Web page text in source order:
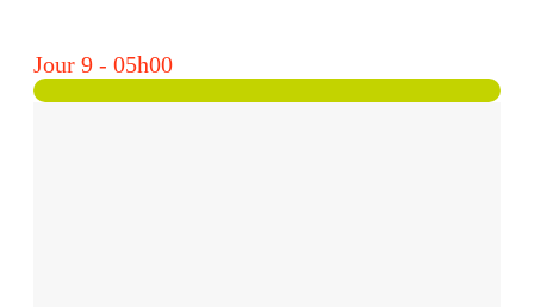
Jour 9 - 05h00